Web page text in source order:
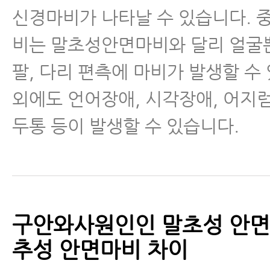
신경마비가 나타날 수 있습니다.
비는 말초성안면마비와 달리 얼굴
팔, 다리 편측에 마비가 발생할 수
외에도 언어장애, 시각장애, 어지
두통 등이 발생할 수 있습니다.
구안와사원인인 말초성 안
추성 안면마비 차이